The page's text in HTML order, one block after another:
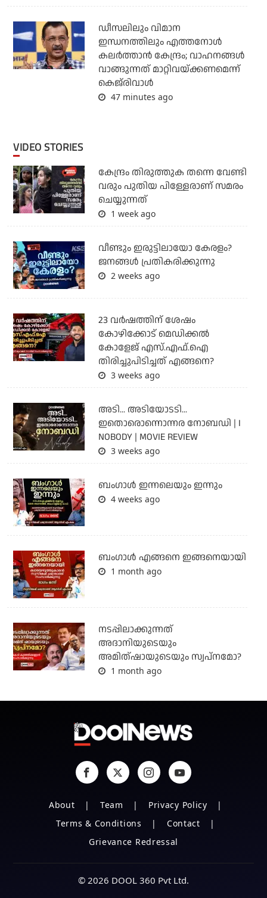
ഡീസലിലും വിമാന
ഇന്ധനത്തിലും എത്തനോള്‍
കലര്‍ത്താന്‍ കേന്ദ്രം; വാഹനങ്ങള്‍
വാങ്ങുന്നത് മാറ്റിവയ്ക്കണമെന്ന്
കെജ്‌രിവാള്‍
47 minutes ago
VIDEO STORIES
കേന്ദ്രം തിരുത്തുക തന്നെ വേണ്ടി
വരും പുതിയ പിള്ളേരാണ് സമരം
ചെയ്യുന്നത്
1 week ago
വീണ്ടും ഇരുട്ടിലായോ കേരളം?
ജനങ്ങൾ പ്രതികരിക്കുന്നു
2 weeks ago
23 വർഷത്തിന് ശേഷം
കോഴിക്കോട് മെഡിക്കൽ
കോളേജ് എസ്.എഫ്.ഐ
തിരിച്ചുപിടിച്ചത് എങ്ങനെ?
3 weeks ago
അടി... അടിയോടടി...
ഇതൊരൊന്നൊന്നര നോബഡി | I
NOBODY | MOVIE REVIEW
3 weeks ago
ബംഗാള്‍ ഇന്നലെയും ഇന്നും
4 weeks ago
ബം​ഗാൾ എങ്ങനെ ഇങ്ങനെയായി
1 month ago
നടപ്പിലാക്കുന്നത്
അദാനിയുടെയും
അമിത്ഷായുടെയും സ്വപ്നമോ?
1 month ago
About Team
Privacy Policy
Terms & Conditions
Contact
Grievance Redressal
© 2026 DOOL 360 Pvt Ltd.